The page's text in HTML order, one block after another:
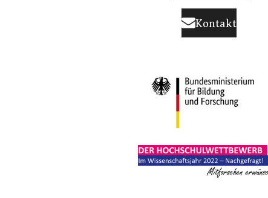
Kontakt